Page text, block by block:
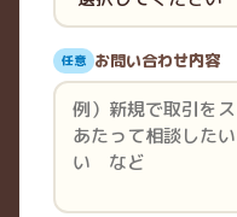
任意 お問い合わせ内容